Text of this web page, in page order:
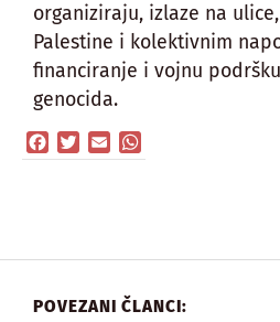
organiziraju, izlaze na
Palestine i kolektivnim
financiranje i vojnu
genocida.
Facebook
TwitterEmail
POVEZANI ČLANCI: